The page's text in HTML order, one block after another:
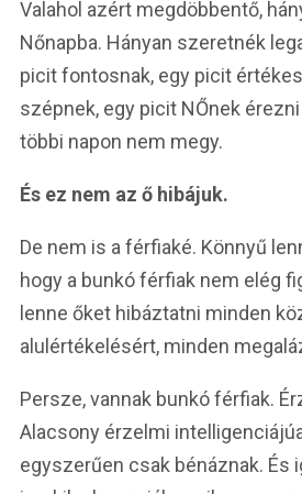
Valahol azért megdöbbentő,
Nőnapba. Hányan szeretnék
picit fontosnak, egy picit
szépnek, egy picit NŐnek
többi napon nem megy.
És ez nem az ő hibájuk.
De nem is a férfiaké. Könnyű
hogy a bunkó férfiak nem elég
lenne őket hibáztatni minden
alulértékelésért, minden
Persze, vannak bunkó férfiak.
Alacsony érzelmi
egyszerűen csak bénáznak. És